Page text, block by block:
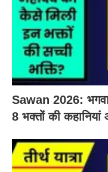
Sawan 2026:
8 भक्तों की